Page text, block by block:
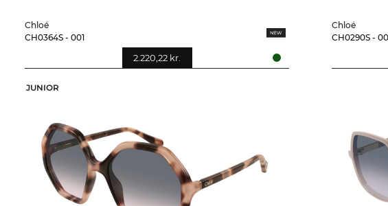
Chloé
CH0364S - 001
2.220,22 kr.
Chloé
CH0290S -
JUNIOR